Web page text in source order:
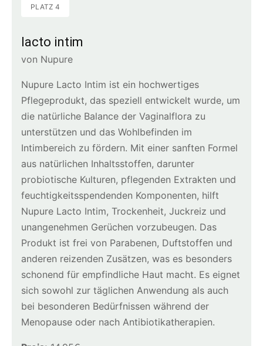
PLATZ 4
lacto intim
von Nupure
Nupure Lacto Intim ist ein hochwertiges
Pflegeprodukt, das speziell entwickelt wurde, um
die natürliche Balance der Vaginalflora zu
unterstützen und das Wohlbefinden im
Intimbereich zu fördern. Mit einer sanften Formel
aus natürlichen Inhaltsstoffen, darunter
probiotische Kulturen, pflegenden Extrakten und
feuchtigkeitsspendenden Komponenten, hilft
Nupure Lacto Intim, Trockenheit, Juckreiz und
unangenehmen Gerüchen vorzubeugen. Das
Produkt ist frei von Parabenen, Duftstoffen und
anderen reizenden Zusätzen, was es besonders
schonend für empfindliche Haut macht. Es eignet
sich sowohl zur täglichen Anwendung als auch
bei besonderen Bedürfnissen während der
Menopause oder nach Antibiotikatherapien.